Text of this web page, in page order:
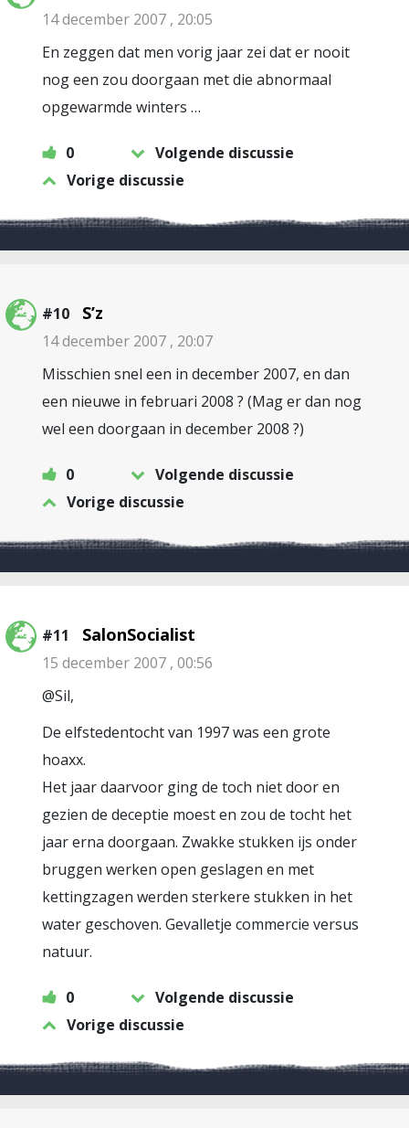
14 december 2007 , 20:05
En zeggen dat men vorig jaar zei dat er nooit
nog een zou doorgaan met die abnormaal
opgewarmde winters …
0
Volgende discussie
Vorige discussie
#10 S’z
14 december 2007 , 20:07
Misschien snel een in december 2007, en dan
een nieuwe in februari 2008 ? (Mag er dan nog
wel een doorgaan in december 2008 ?)
0
Volgende discussie
Vorige discussie
#11 SalonSocialist
15 december 2007 , 00:56
@Sil,
De elfstedentocht van 1997 was een grote
hoaxx.
Het jaar daarvoor ging de toch niet door en
gezien de deceptie moest en zou de tocht het
jaar erna doorgaan. Zwakke stukken ijs onder
bruggen werken open geslagen en met
kettingzagen werden sterkere stukken in het
water geschoven. Gevalletje commercie versus
natuur.
0
Volgende discussie
Vorige discussie